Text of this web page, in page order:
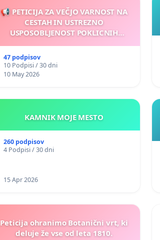
📢 PETICIJA ZA VEČJO VARNOST NA
CESTAH IN USTREZNO
USPOSOBLJENOST POKLICNIH
47 podpisov
10 Podpisi / 30 dni
10 May 2026
KAMNIK MOJE MESTO
260 podpisov
4 Podpisi / 30 dni
15 Apr 2026
Peticija ohranimo Botanični vrt, ki
deluje že vse od leta 1810.